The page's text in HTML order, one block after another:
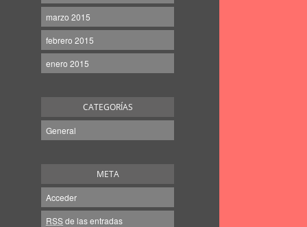
marzo 2015
febrero 2015
enero 2015
CATEGORÍAS
General
META
Acceder
RSSde las entradas